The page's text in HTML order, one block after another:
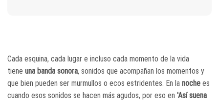
Cada esquina, cada lugar e incluso cada momento de la vida
tiene una banda sonora, sonidos que acompañan los momentos y
que bien pueden ser murmullos o ecos estridentes. En la noche es
cuando esos sonidos se hacen más agudos, por eso en 'Así suena